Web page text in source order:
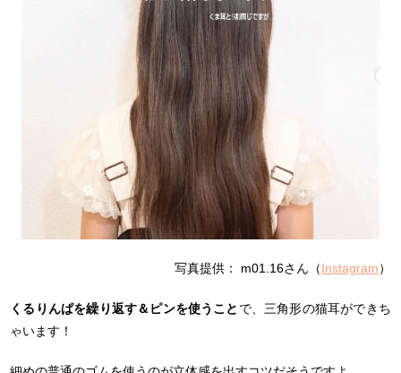
写真提供： m01.16さん（Instagram）
くるりんぱを繰り返す＆ピンを使うこと で、三角形の猫耳ができち
ゃいます！